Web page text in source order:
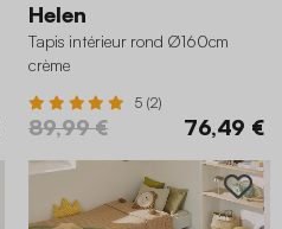
Helen
Tapis intérieur rond Ø160cm
crème
5 (2)
89,99 € 76,49 €